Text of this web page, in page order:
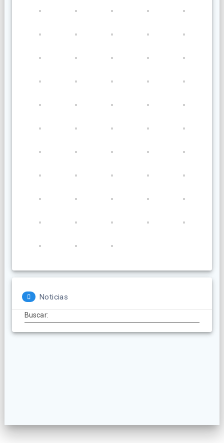
Noticias
Buscar: